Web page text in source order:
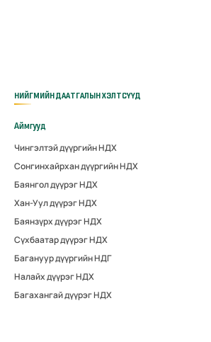
НИЙГМИЙН ДААТГАЛЫН ХЭЛТСҮҮД
Аймгууд
Чингэлтэй дүүргийн НДХ
Сонгинхайрхан дүүргийн НДХ
Баянгол дүүрэг НДХ
Хан-Уул дүүрэг НДХ
Баянзүрх дүүрэг НДХ
Сүхбаатар дүүрэг НДХ
Багануур дүүргийн НДГ
Налайх дүүрэг НДХ
Багахангай дүүрэг НДХ